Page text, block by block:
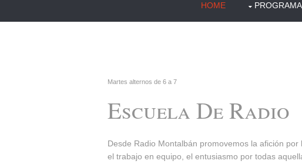
HOME
Martes alternos de 6 a 7
Escuela De Radio
Desde Radio Montalbán promovemos la afición
el trabajo en equipo, el entusiasmo por todas